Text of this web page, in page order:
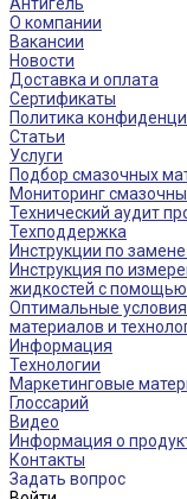
О компании
Вакансии
Новости
Доставка и оплата
Сертификаты
Политика
Статьи
Услуги
Подбор смазочных
Мониторинг
Технический аудит
Техподдержка
Инструкции по
Инструкция по
жидкостей с
Оптимальные
материалов и
Информация
Технологии
Маркетинговые
Глоссарий
Видео
Информация о
Контакты
Задать вопрос